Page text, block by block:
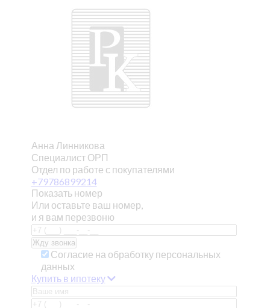
Анна Линникова
Специалист ОРП
Отдел по работе с покупателями
+79786899214
Показать номер
Или оставьте ваш номер,
и я вам перезвоню
Согласие на обработку персональных
данных
Купить в ипотеку